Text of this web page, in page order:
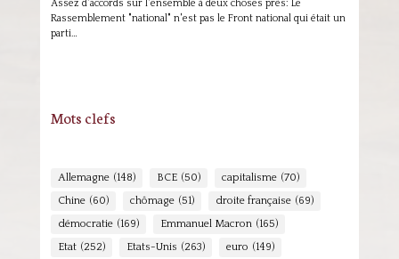
Assez d'accords sur l'ensemble à deux choses près: Le
Rassemblement "national" n'est pas le Front national qui était un
parti…
Mots clefs
Allemagne (148) BCE (50) capitalisme (70)
Chine (60) chômage (51) droite française (69)
démocratie (169) Emmanuel Macron (165)
Etat (252) Etats-Unis (263) euro (149)